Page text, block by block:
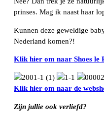
prinses. Mag ik naast haar
Kunnen deze geweldige
Nederland komen?!
Klik hier om naar Shoes le
Klik hier om naar de
Zijn jullie ook verliefd?